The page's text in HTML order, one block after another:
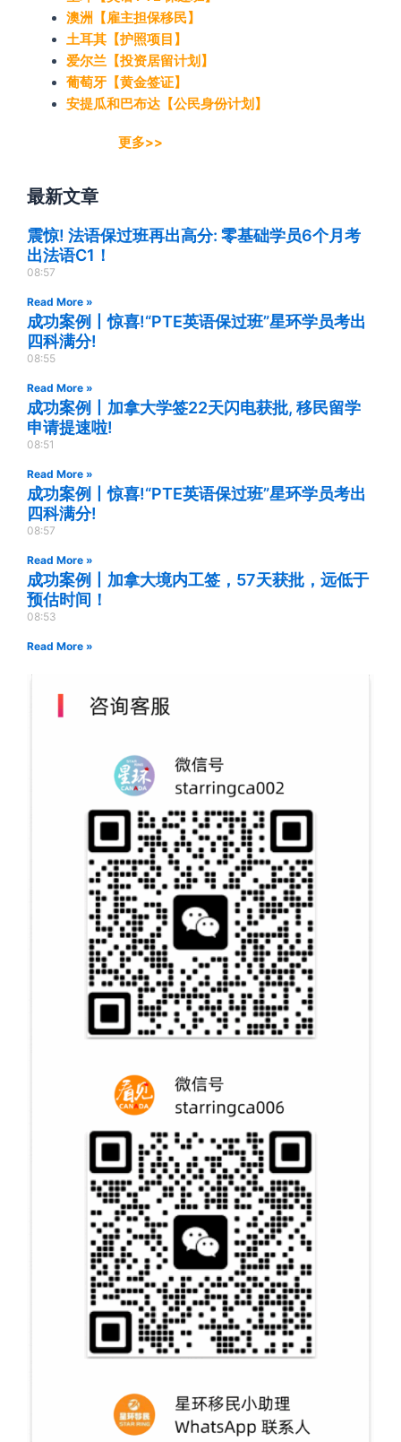
澳洲【雇主担保移民】
土耳其【护照项目】
爱尔兰【投资居留计划】
葡萄牙【黄金签证】
安提瓜和巴布达【公民身份计划】
更多>>
最新文章
震惊! 法语保过班再出高分: 零基础学员6个月考
出法语C1！
08:57
Read More »
成功案例丨惊喜!“PTE英语保过班”星环学员考出
四科满分!
08:55
Read More »
成功案例丨加拿大学签22天闪电获批, 移民留学
申请提速啦!
08:51
Read More »
成功案例丨惊喜!“PTE英语保过班”星环学员考出
四科满分!
08:57
Read More »
成功案例丨加拿大境内工签，57天获批，远低于
预估时间！
08:53
Read More »